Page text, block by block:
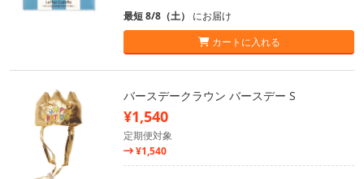
最短 8/8（土） にお届け
カートに入れる
バースデークラウン バースデー S
¥1,540
定期便対象
¥1,540